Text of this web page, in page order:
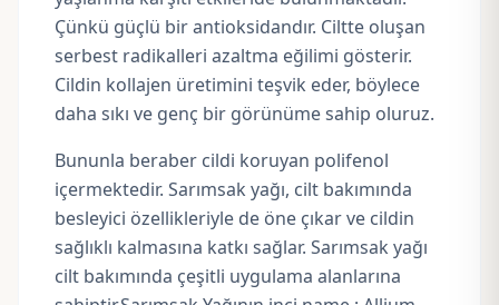
Çünkü güçlü bir antioksidandır. Ciltte oluşan
serbest radikalleri azaltma eğilimi gösterir.
Cildin kollajen üretimini teşvik eder, böylece
daha sıkı ve genç bir görünüme sahip oluruz.
Bununla beraber cildi koruyan polifenol
içermektedir. Sarımsak yağı, cilt bakımında
besleyici özellikleriyle de öne çıkar ve cildin
sağlıklı kalmasına katkı sağlar. Sarımsak yağı
cilt bakımında çeşitli uygulama alanlarına